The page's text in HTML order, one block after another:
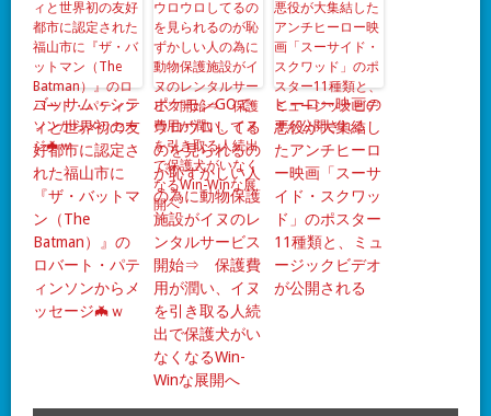
ゴッサム・シテ
ィと世界初の友
好都市に認定さ
れた福山市に
『ザ・バットマ
ン（The
Batman）』の
ロバート・パテ
ィンソンからメ
ッセージ🦇ｗ
ポケモンGOで
ウロウロしてる
のを見られるの
が恥ずかしい人
の為に動物保護
施設がイヌのレ
ンタルサービス
開始⇒ 保護費
用が潤い、イヌ
を引き取る人続
出で保護犬がい
なくなるWin-
Winな展開へ
ヒーロー映画の
悪役が大集結し
たアンチヒーロ
ー映画「スーサ
イド・スクワッ
ド」のポスター
11種類と、ミュ
ージックビデオ
が公開される